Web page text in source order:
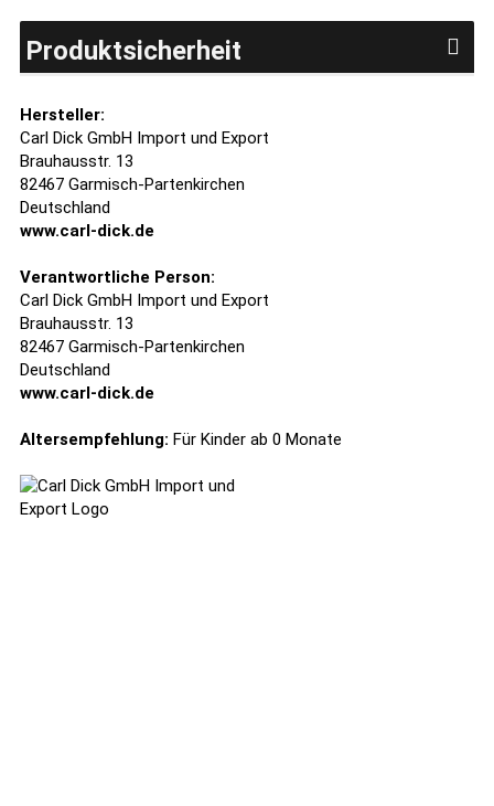
Produktsicherheit
Hersteller:
Carl Dick GmbH Import und Export
Brauhausstr. 13
82467 Garmisch-Partenkirchen
Deutschland
www.carl-dick.de
Verantwortliche Person:
Carl Dick GmbH Import und Export
Brauhausstr. 13
82467 Garmisch-Partenkirchen
Deutschland
www.carl-dick.de
Altersempfehlung: Für Kinder ab 0 Monate